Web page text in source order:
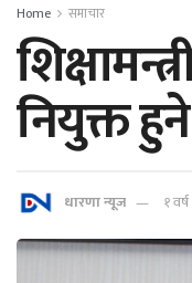
Home समाचार
नियुक्त हुने
धारणा न्यूज १